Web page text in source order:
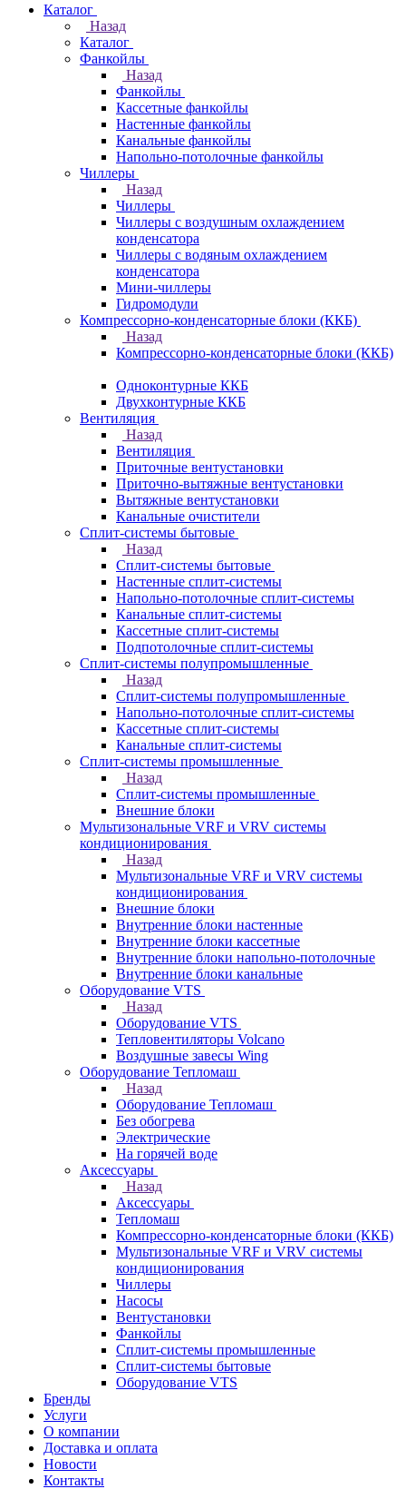
Каталог
Назад
Каталог
Фанкойлы
Назад
Фанкойлы
Кассетные фанкойлы
Настенные фанкойлы
Канальные фанкойлы
Напольно-потолочные фанкойлы
Чиллеры
Назад
Чиллеры
Чиллеры с воздушным охлаждением
конденсатора
Чиллеры с водяным охлаждением
конденсатора
Мини-чиллеры
Гидромодули
Компрессорно-конденсаторные блоки (ККБ)
Назад
Компрессорно-конденсаторные блоки (ККБ)
Одноконтурные ККБ
Двухконтурные ККБ
Вентиляция
Назад
Вентиляция
Приточные вентустановки
Приточно-вытяжные вентустановки
Вытяжные вентустановки
Канальные очистители
Сплит-системы бытовые
Назад
Сплит-системы бытовые
Настенные сплит-системы
Напольно-потолочные сплит-системы
Канальные сплит-системы
Кассетные сплит-системы
Подпотолочные сплит-системы
Сплит-системы полупромышленные
Назад
Сплит-системы полупромышленные
Напольно-потолочные сплит-системы
Кассетные сплит-системы
Канальные сплит-системы
Сплит-системы промышленные
Назад
Сплит-системы промышленные
Внешние блоки
Мультизональные VRF и VRV системы
кондиционирования
Назад
Мультизональные VRF и VRV системы
кондиционирования
Внешние блоки
Внутренние блоки настенные
Внутренние блоки кассетные
Внутренние блоки напольно-потолочные
Внутренние блоки канальные
Оборудование VTS
Назад
Оборудование VTS
Тепловентиляторы Volcano
Воздушные завесы Wing
Оборудование Тепломаш
Назад
Оборудование Тепломаш
Без обогрева
Электрические
На горячей воде
Аксессуары
Назад
Аксессуары
Тепломаш
Компрессорно-конденсаторные блоки (ККБ)
Мультизональные VRF и VRV системы
кондиционирования
Чиллеры
Насосы
Вентустановки
Фанкойлы
Сплит-системы промышленные
Сплит-системы бытовые
Оборудование VTS
Бренды
Услуги
О компании
Доставка и оплата
Новости
Контакты